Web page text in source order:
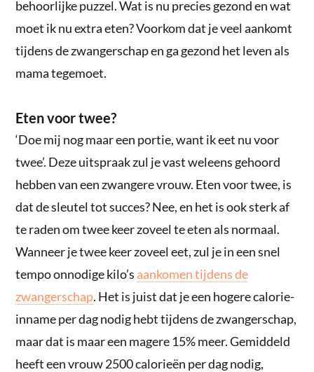
behoorlijke puzzel. Wat is nu precies gezond en wat
moet ik nu extra eten? Voorkom dat je veel aankomt
tijdens de zwangerschap en ga gezond het leven als
mama tegemoet.
Eten voor twee?
‘Doe mij nog maar een portie, want ik eet nu voor
twee’. Deze uitspraak zul je vast weleens gehoord
hebben van een zwangere vrouw. Eten voor twee, is
dat de sleutel tot succes? Nee, en het is ook sterk af
te raden om twee keer zoveel te eten als normaal.
Wanneer je twee keer zoveel eet, zul je in een snel
tempo onnodige kilo’s aankomen tijdens de
zwangerschap. Het is juist dat je een hogere calorie-
inname per dag nodig hebt tijdens de zwangerschap,
maar dat is maar een magere 15% meer. Gemiddeld
heeft een vrouw 2500 calorieën per dag nodig,